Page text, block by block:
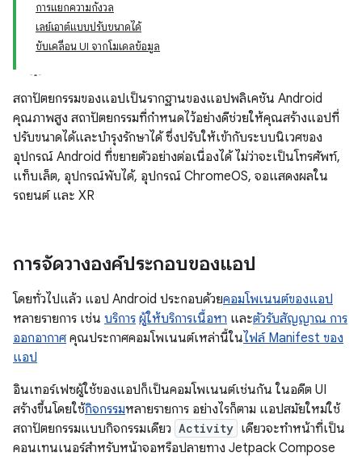
การแยกความกังวล
เลย์เอาต์แบบปรับขนาดได้
ขับเคลื่อน UI จากโมเดลข้อมูล
สถาปัตยกรรมของแอปเป็นรากฐานของแอปพลิเคชัน Android
คุณภาพสูง สถาปัตยกรรมที่กำหนดไว้อย่างดีช่วยให้คุณสร้างแอปที่
ปรับขนาดได้และบำรุงรักษาได้ ซึ่งปรับให้เข้ากับระบบนิเวศของ
อุปกรณ์ Android ที่ขยายตัวอย่างต่อเนื่องได้ ไม่ว่าจะเป็นโทรศัพท์,
แท็บเล็ต, อุปกรณ์พับได้, อุปกรณ์ ChromeOS, จอแสดงผลใน
รถยนต์ และ XR
การจัดวางองค์ประกอบของแอป
โดยทั่วไปแล้ว แอป Android ประกอบด้วยคอมโพเนนต์ของแอป
หลายรายการ เช่น บริการ ผู้ให้บริการเนื้อหา และตัวรับสัญญาณ การ
ออกอากาศ คุณประกาศคอมโพเนนต์เหล่านี้ในไฟล์ Manifest ของ
แอป
อินเทอร์เฟซผู้ใช้ของแอปก็เป็นคอมโพเนนต์เช่นกัน ในอดีต UI
สร้างขึ้นโดยใช้กิจกรรมหลายรายการ อย่างไรก็ตาม แอปสมัยใหม่ใช้
สถาปัตยกรรมแบบกิจกรรมเดียว Activity เดียวจะทำหน้าที่เป็น
คอนเทนเนอร์สำหรับหน้าจอหรือปลายทาง Jetpack Compose